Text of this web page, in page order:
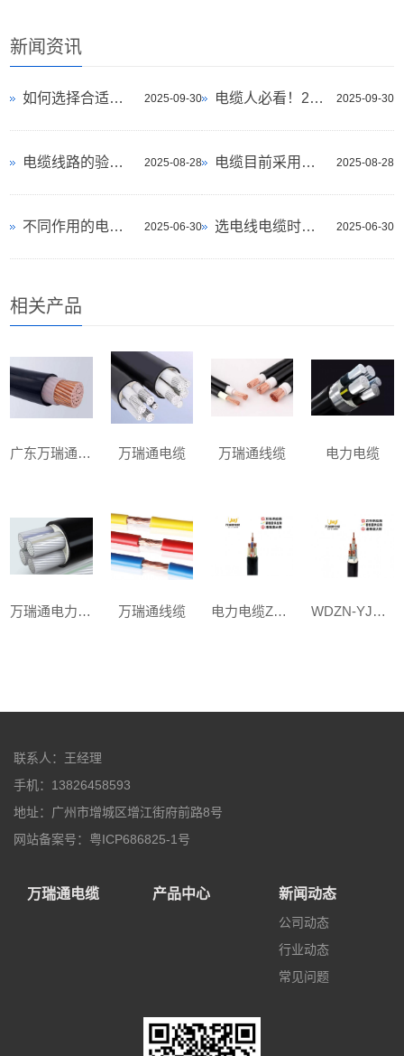
新闻资讯
2025-09-30
如何选择合适的电缆类型？ 2025-09-30
电缆人必看！20个常见电缆问题全解析
2025-08-28
电缆线路的验收应进行哪些检查？ 2025-08-28
电缆目前采用的敷设方法有哪几类
2025-06-30
不同作用的电缆都有什么 2025-06-30
选电线电缆时为什么要选大品牌
相关产品
广东万瑞通电缆 万瑞通电缆 万瑞通线缆 电力电缆
万瑞通电力电缆 万瑞通线缆 电力电缆ZC-YJV 3x35+1x16mm² WDZN-YJY 3x35+2x16mm²
联系人：王经理
手机：13826458593
地址：广州市增城区增江街府前路8号
网站备案号：粤ICP686825-1号
万瑞通电缆 产品中心 新闻动态
公司动态
行业动态
常见问题